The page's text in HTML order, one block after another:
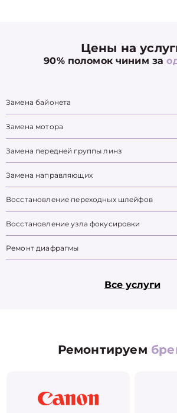
Цены на
90% поломок чиним за
Замена байонета
Замена мотора
Замена передней группы линз
Замена направляющих
Восстановление переходных шлейфов
Восстановление узла фокусировки
Ремонт диафрагмы
Все услуги
Ремонтируем